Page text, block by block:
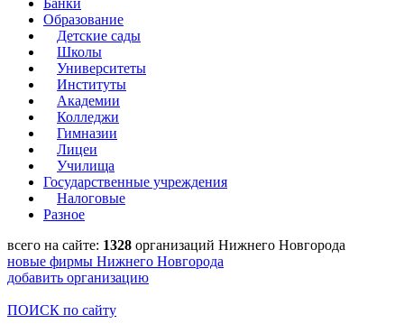
Образование
Детские сады
Школы
Университеты
Институты
Академии
Колледжи
Гимназии
Лицеи
Училища
Государственные учреждения
Налоговые
Разное
всего на сайте: 1328 организаций Нижнего Новгорода
новые фирмы Нижнего Новгорода
добавить организацию
ПОИСК по сайту